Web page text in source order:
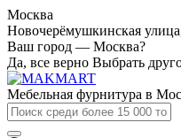
Москва
Новочерёмушкинская
Ваш город — Москва?
Да, все верно Выбрать
Мебельная фурнитура в